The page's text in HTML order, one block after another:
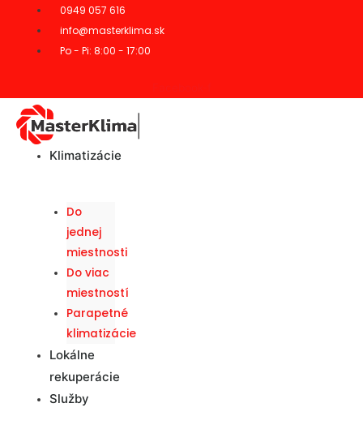
0949 057 616
info@masterklima.sk
Po - Pi: 8:00 - 17:00
Klimatizácie
Do
jednej
miestnosti
Do viac
miestností
Parapetné
klimatizácie
Lokálne
rekuperácie
Služby